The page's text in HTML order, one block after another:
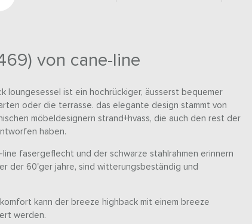
von cane-line
loungesessel ist ein hochrückiger, äusserst bequemer
oder die terrasse. das elegante design stammt von
möbeldesignern strand+hvass, die auch den rest der
haben.
line fasergeflecht und der schwarze stahlrahmen erinnern
der 60'ger jahre, sind witterungsbeständig und
kann der breeze highback mit einem breeze
werden.